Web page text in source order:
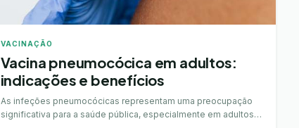
VACINAÇÃO
Vacina pneumocócica em adultos:
indicações e benefícios
As infeções pneumocócicas representam uma preocupação
significativa para a saúde pública, especialmente em adultos,